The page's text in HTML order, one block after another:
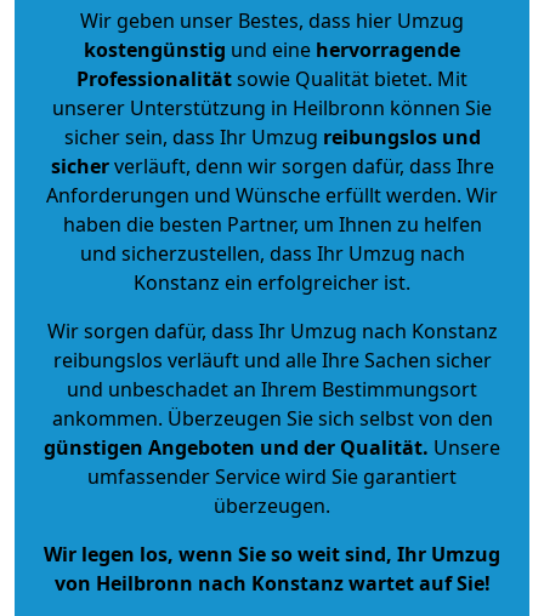
Wir geben unser Bestes, dass hier Umzug
kostengünstig und eine hervorragende
Professionalitätsowie Qualität bietet. Mit
unserer Unterstützung in Heilbronn können Sie
sicher sein, dass Ihr Umzug reibungslos und
sicherverläuft, denn wir sorgen dafür, dass Ihre
Anforderungen und Wünsche erfüllt werden. Wir
haben die besten Partner, um Ihnen zu helfen
und sicherzustellen, dass Ihr Umzug nach
Konstanz ein erfolgreicher ist.
Wir sorgen dafür, dass Ihr Umzug nach Konstanz
reibungslos verläuft und alle Ihre Sachen sicher
und unbeschadet an Ihrem Bestimmungsort
ankommen. Überzeugen Sie sich selbst von den
günstigen Angeboten und der Qualität. Unsere
umfassender Service wird Sie garantiert
überzeugen.
Wir legen los, wenn Sie so weit sind, Ihr Umzug
von Heilbronn nach Konstanz wartet auf Sie!